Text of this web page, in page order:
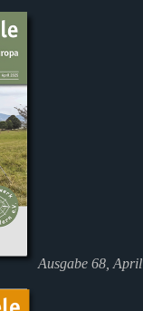
Ausgabe 68,